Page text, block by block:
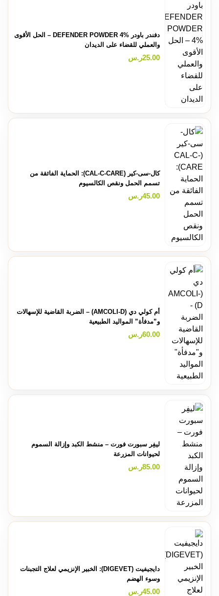
دفندر باودر DEFENDER POWDER 4% – الحل الأقوى
والعملي للقضاء على الديدان
25.00ر.س
كال-سى-كير (CAL-C-CARE): الحماية الفائقة من
تسمم الحمل ونقص الكالسيوم
45.00ر.س
أم كولي دي (AMCOLI-D) – الضربة القاضية للإسهالات
و”مدفأة” المواليد الطبيعية
60.00ر.س
ليفِر سبورت فورت – منشط الكبد وإزالة السموم
لحيوانات المزرعة
85.00ر.س
دايجيفيت (DIGEVET): الخبير الإنزيمي لعلاج التجبنات
وسوء الهضم
45.00ر.س